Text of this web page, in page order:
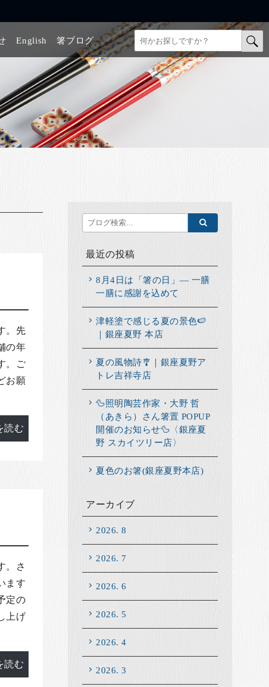
English 箸ブログ
。先
の年
。ご
お願
読む
。さ
ます
定の
上げ
読む
最近の投稿
8月4日は「箸の日」― 一膳
一膳に感謝を込めて
津軽塗で感じる夏の景色🍉
｜銀座夏野 本店
夏の風物詩🎐｜銀座夏野ア
トレ吉祥寺店
🦆照明陶芸作家・大野 哲
（あきら）さん箸置 POPUP
開催のお知らせ🦆〈銀座夏
野 スカイツリー店〉
夏色のお箸(銀座夏野本店)
アーカイブ
2026. 8
2026. 7
2026. 6
2026. 5
2026. 4
2026. 3